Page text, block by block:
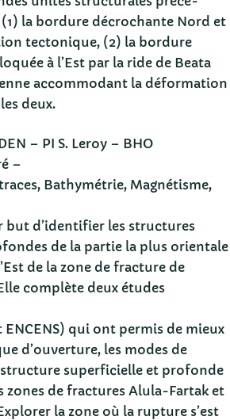
la bordure décrochante Nord et
tectonique, (2) la bordure
à l’Est par la ride de Beata
accommodant la déformation
deux.
– PI S. Leroy – BHO
–
Bathymétrie, Magnétisme,
but d’identifier les structures
de la partie la plus orientale
de la zone de fracture de
complète deux études
ENCENS) qui ont permis de mieux
d’ouverture, les modes de
superficielle et profonde
zones de fractures Alula-Fartak et
la zone où la rupture s’est